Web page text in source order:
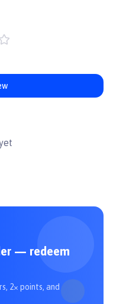
món ăn vặt hoặc sử dụng
độ và độ ẩm cao.
trong tủ lạnh.
#thucanchomeo
— redeem
2× points, and